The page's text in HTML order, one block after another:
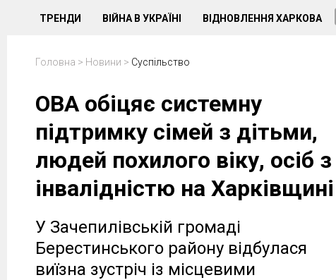
ТРЕНДИ ВІЙНА В УКРАЇНІ ВІДНОВЛЕННЯ ХАРКОВА
Головна > Новини > Суспільство
ОВА обіцяє системну
підтримку сімей з дітьми,
людей похилого віку, осіб з
інвалідністю на Харківщині
У Зачепилівській громаді
Берестинського району відбулася
виїзна зустріч із місцевими